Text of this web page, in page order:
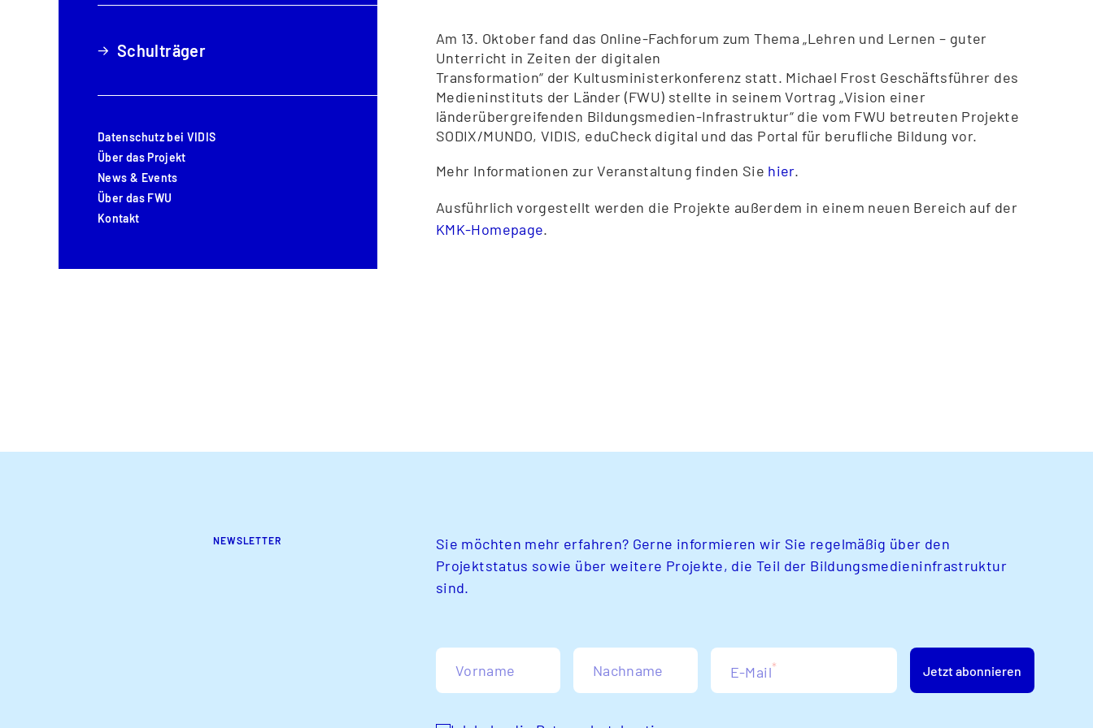
Schulträger
Datenschutz bei VIDIS
Über das Projekt
News & Events
Über das FWU
Kontakt
Schulträger
Datenschutz bei VIDIS
Über das Projekt
News & Events
Über das FWU
Kontakt
Am 13. Oktober fand das Online-Fachforum zum Thema „Lehren und Lernen – guter
Unterricht in Zeiten der digitalen
Transformation“ der Kultusministerkonferenz statt. Michael Frost Geschäftsführer des
Medieninstituts der Länder (FWU) stellte in seinem Vortrag „Vision einer
länderübergreifenden Bildungsmedien-Infrastruktur“ die vom FWU betreuten Projekte
SODIX/MUNDO, VIDIS, eduCheck digital und das Portal für berufliche Bildung vor.
Mehr Informationen zur Veranstaltung finden Sie hier.
Ausführlich vorgestellt werden die Projekte außerdem in einem neuen Bereich auf der
KMK-Homepage.
NEWSLETTER
Sie möchten mehr erfahren? Gerne informieren wir Sie regelmäßig über den
Projektstatus sowie über weitere Projekte, die Teil der Bildungsmedieninfrastruktur
sind.
Vorname Nachname E-Mail* Jetzt abonnieren